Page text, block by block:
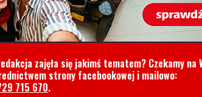
się z nami za pośrednictwemstrony
729 715 670.